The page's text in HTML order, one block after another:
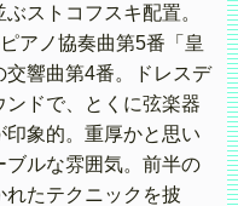
ストコフスキ配置。
アノ協奏曲第5番「皇
響曲第4番。ドレスデ
ドで、とくに弦楽器
象的。重厚かと思い
ブルな雰囲気。前半の
れたテクニックを披